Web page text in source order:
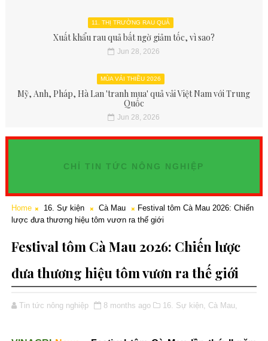
11. THỊ TRƯỜNG RAU QUẢ
Xuất khẩu rau quả bất ngờ giảm tốc, vì sao?
Jun 28, 2026
MÙA VẢI THIỀU 2026
Mỹ, Anh, Pháp, Hà Lan 'tranh mua' quả vải Việt Nam với Trung
Quốc
Jun 28, 2026
CHỈ TIN TỨC NÔNG NGHIỆP
Home 16. Sự kiện Cà Mau
Festival tôm Cà Mau 2026: Chiến
lược đưa thương hiệu tôm vươn ra thế giới
Festival tôm Cà Mau 2026: Chiến lược
đưa thương hiệu tôm vươn ra thế giới
Tin tức nông nghiệp 8 months ago 16. Sự kiện, Cà Mau,